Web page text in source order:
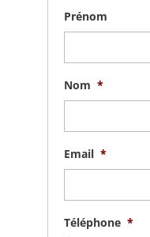
Prénom
Nom *
Email *
Téléphone *